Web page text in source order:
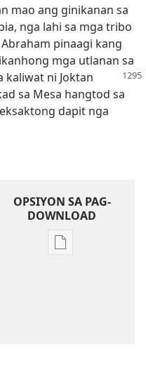
mao ang ginikanan sa
nga lahi sa mga tribo
pinaagi kang
mga utlanan sa
kaliwat ni Joktan
sa Mesa hangtod sa
dapit nga
OPSIYON SA PAG-
DOWNLOAD
Opsiyon